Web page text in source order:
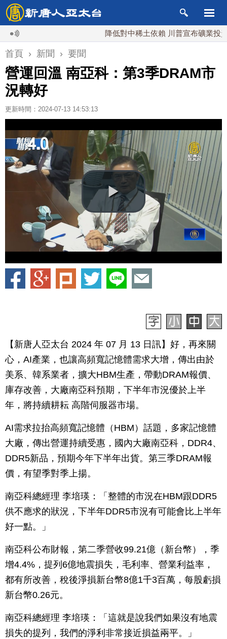
降低對中稀土依賴 川普宣布礦業投資20億
首頁 › 新聞 › 要聞
營運回溫 南亞科：第3季DRAM市
況轉好
更新時間：2024-07-13 14:53:13
【新唐人亞太台 2024 年 07 月 13 日訊】好，再來關
心，AI產業，也讓高頻寬記憶體需求大增，傳出由於
美系、韓系業者，擴大HBM生產，帶動DRAM報價、
庫存改善，大廠南亞科預期，下半年市況優於上半
年，將持續耕耘 高階伺服器市場。
AI需求拉抬高頻寬記憶體（HBM）話題，多家記憶體
大廠，傳出營運持續受惠，國內大廠南亞科，DDR4、
DDR5新品，預期今年下半年出貨。第三季DRAM報
價，有望季對季上揚。
南亞科總經理 李培瑛：「整體的市況在HBM跟DDR5
供不應求的狀況，下半年DDR5市況有可能會比上半年
好一點。」
南亞科公布財報，第二季營收99.21億（新台幣），季
增4.4%，提列6億地震損失，毛利率、營業利益率，
都有所改善，稅後淨損新台幣8億1千3百萬，每股虧損
新台幣0.26元。
南亞科總經理 李培瑛：「這就是說我們如果沒有地震
損失的提列，我們的淨利非常接近損益兩平。」